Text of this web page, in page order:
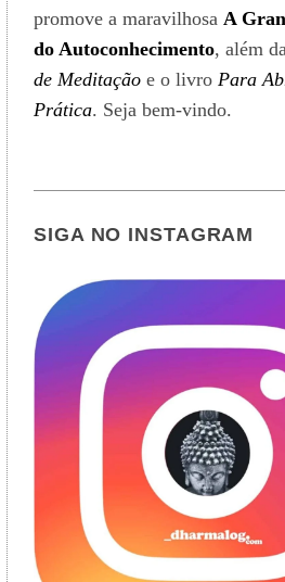
promove a maravilhosa A
do Autoconhecimento, além
de Meditação e o livro Para
Prática. Seja bem-vindo.
SIGA NO INSTAGRAM